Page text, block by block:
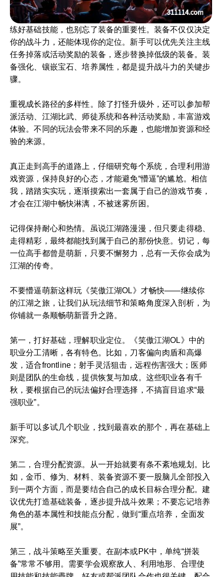
练好基础技能，也别忘了装备的重要性。装备不仅仅决定
你的战斗力，还能体现你的定位。新手可以优先关注主线
任务掉落或活动奖励的装备，逐步替换掉低级的装备。装
备强化、镶嵌宝石、培养属性，都是提升战斗力的关键步
骤。
重视成长路径的多样性。除了打怪升级外，还可以参加帮
派活动、江湖比武、师徒系统和各种活动奖励，丰富游戏
体验。不同的玩法会带来不同的乐趣，也能增加资源和经
验的来源。
真正走到高手的道路上，仔细研究每个系统，合理利用游
戏资源，保持良好的心态，才能避免“懵逼”的尴尬。相信
我，踏踏实实玩，逐渐摸索出一套属于自己的游戏节奏，
才会在江湖中畅快淋漓，不被迷雾所困。
记得保持耐心和热情。虽说江湖路漫漫，但只要走得稳、
走得精彩，最终都能找到属于自己的那份快意。切记，每
一位高手都曾是萌新，只要不懈努力，总有一天你会成为
江湖的传奇。
不要懵逼萌新这样玩《笑傲江湖OL》才畅快——继续你
的江湖之旅，让我们从玩法细节和策略角度深入剖析，为
你铺就一条顺畅萌新晋升之路。
第一，打好基础，理解职业定位。《笑傲江湖OL》中的
职业分工清晰，各有特色。比如，刀客偏向肉盾和高爆
发，适合frontline；射手灵活狙击，远程伤害强大；医师
则是团队的生命线，提供恢复与加成。这些职业各有千
秋，要根据自己的玩法偏好合理选择，不搞盲目追求“最
强职业”。
新手可以多试几个职业，找到最喜欢的那个，再在基础上
深究。
第二，合理分配资源。从一开始就要有条不紊地规划。比
如，金币、修为、材料、装备资源不要一股脑儿全部投入
到一两个方面，而是要结合自己的成长目标合理分配。建
议优先打造基础装备，逐步提升战斗效果；不要忘记培养
角色的基本属性和技能点分配，做到“重点培养，全面发
展”。
第三，战斗策略至关重要。在副本或PK中，单纯“拼装
备”常常不够用。需要学会观察敌人、利用地形、合理使